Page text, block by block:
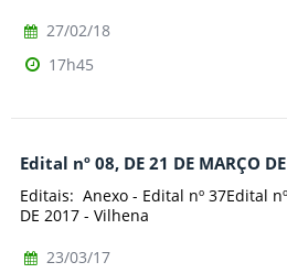
27/02/18
17h45
Edital nº 08, DE 21 DE MARÇO
Editais: Anexo - Edital nº 37Edital
DE 2017 - Vilhena
23/03/17